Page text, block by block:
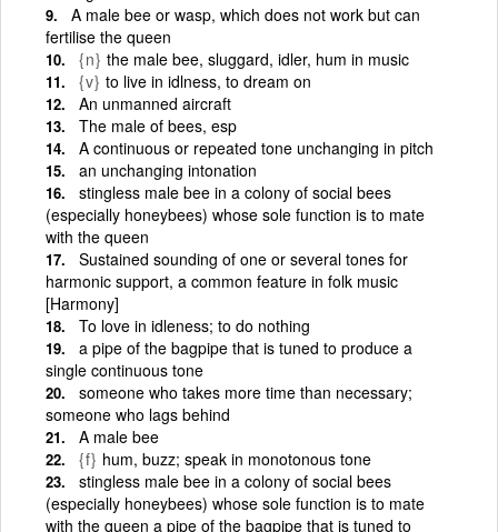
A male bee or wasp, which does not work but can
fertilise the queen
{n} the male bee, sluggard, idler, hum in music
{v} to live in idlness, to dream on
An unmanned aircraft
The male of bees, esp
A continuous or repeated tone unchanging in pitch
an unchanging intonation
stingless male bee in a colony of social bees
(especially honeybees) whose sole function is to mate
with the queen
Sustained sounding of one or several tones for
harmonic support, a common feature in folk music
[Harmony]
To love in idleness; to do nothing
a pipe of the bagpipe that is tuned to produce a
single continuous tone
someone who takes more time than necessary;
someone who lags behind
A male bee
{f} hum, buzz; speak in monotonous tone
stingless male bee in a colony of social bees
(especially honeybees) whose sole function is to mate
with the queen a pipe of the bagpipe that is tuned to